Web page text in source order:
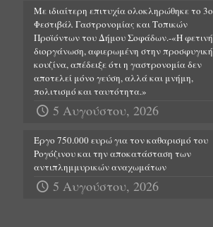
Με ιδιαίτερη επιτυχία ολοκληρώθηκε το 3ο
Φεστιβάλ Γαστρονομίας και Τοπικών
Προϊόντων του Δήμου Σοφάδων.-«Η φετινή
διοργάνωση, αφιερωμένη στην προσφυγική
κουζίνα, απέδειξε ότι η γαστρονομία δεν
αποτελεί μόνο γεύση, αλλά και μνήμη,
πολιτισμό και ταυτότητα.»
5 Αυγούστου, 2026
Έργο 750.000 ευρώ για τον καθαρισμό του
Ρογόζινου και την αποκατάσταση των
αντιπλημμυρικών αναχωμάτων
5 Αυγούστου, 2026